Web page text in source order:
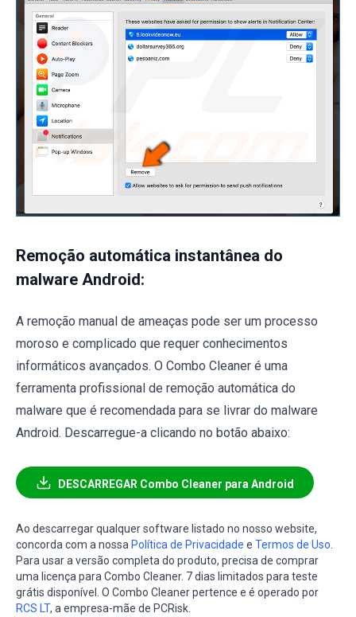
Remoção automática instantânea do
malware Android:
A remoção manual de ameaças pode ser um processo
moroso e complicado que requer conhecimentos
informáticos avançados. O Combo Cleaner é uma
ferramenta profissional de remoção automática do
malware que é recomendada para se livrar do malware
Android. Descarregue-a clicando no botão abaixo:
DESCARREGAR Combo Cleaner para Android
Ao descarregar qualquer software listado no nosso website,
concorda com a nossa Política de Privacidade e Termos de Uso
Para usar a versão completa do produto, precisa de comprar
uma licença para Combo Cleaner. 7 dias limitados para teste
grátis disponível. O Combo Cleaner pertence e é operado por
RCS LT, a empresa-mãe de PCRisk.